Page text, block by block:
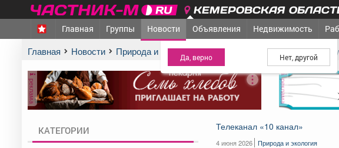
КЕМЕРОВСКАЯ
МЕЖДУРЕЧЕНСК - Ваш город?
Главная Группы Новости Объявления Недвижимость
Главная Новости Природа и экология Отходы фенольного озера из
реклама реклама
КАТЕГОРИИ Телеканал «10 канал»
4 июня 2026 Природа и экология